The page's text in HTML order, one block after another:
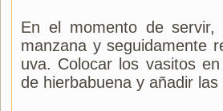
En el momento de
manzana y seguidamente
uva. Colocar los vasitos
de hierbabuena y añadir